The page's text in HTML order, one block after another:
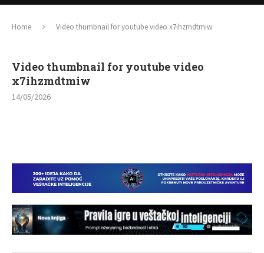
Home Video thumbnail for youtube video x7ihzmdtmiw
Video thumbnail for youtube video
x7ihzmdtmiw
14/05/2026